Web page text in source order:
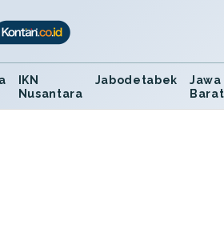
IKN
Nusantara
Jabodetabek
Jawa
Barat